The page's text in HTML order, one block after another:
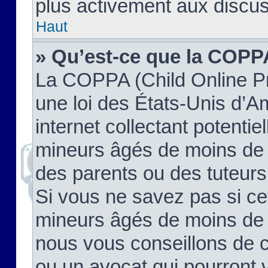
plus activement aux
Haut
» Qu’est-ce que la
La COPPA (Child Online
une loi des États-Unis
internet collectant
mineurs âgés de moins
des parents ou des
Si vous ne savez pas si
mineurs âgés de moins
nous vous conseillons de